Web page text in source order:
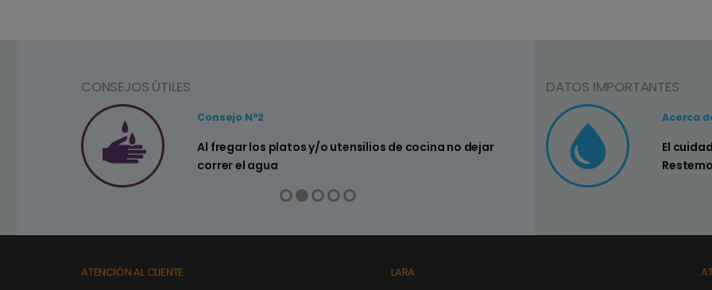
CONSEJOS ÚTILES
Consejo Nº2
Al fregar los platos y/o utensilios de cocina no dejar
correr el agua
Consejo Nº3
Controlar
su hogar
DATOS IMPORTANTES
Acerca
El
ATENCIÓN AL CLIENTE LARA